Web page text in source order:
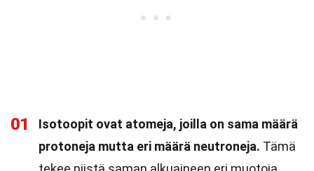
01
Isotoopit ovat atomeja, joilla on sama määrä
protoneja mutta eri määrä neutroneja. Tämä